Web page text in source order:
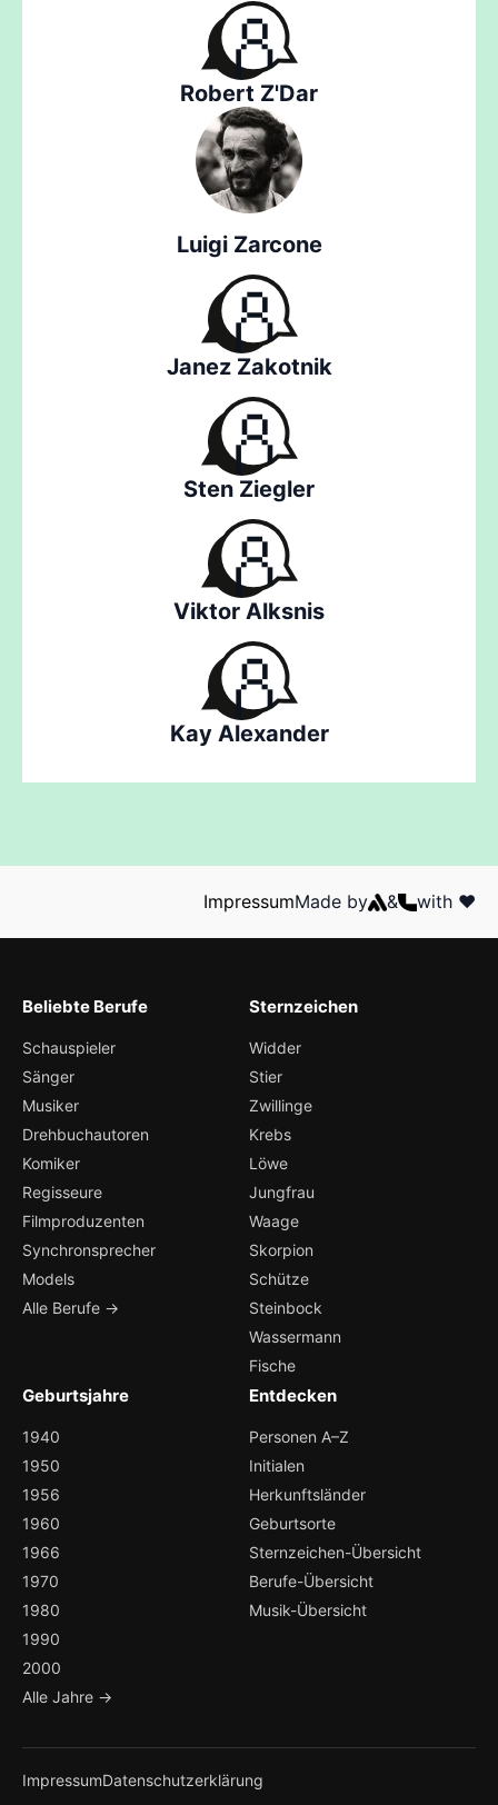
Robert Z'Dar
Luigi Zarcone
Janez Zakotnik
Sten Ziegler
Viktor Alksnis
Kay Alexander
ImpressumMade by & with ❤️
Beliebte Berufe
Schauspieler
Sänger
Musiker
Drehbuchautoren
Komiker
Regisseure
Filmproduzenten
Synchronsprecher
Models
Alle Berufe →
Sternzeichen
Widder
Stier
Zwillinge
Krebs
Löwe
Jungfrau
Waage
Skorpion
Schütze
Steinbock
Wassermann
Fische
Geburtsjahre
1940
1950
1956
1960
1966
1970
1980
1990
2000
Alle Jahre →
Entdecken
Personen A–Z
Initialen
Herkunftsländer
Geburtsorte
Sternzeichen-Übersicht
Berufe-Übersicht
Musik-Übersicht
ImpressumDatenschutzerklärung